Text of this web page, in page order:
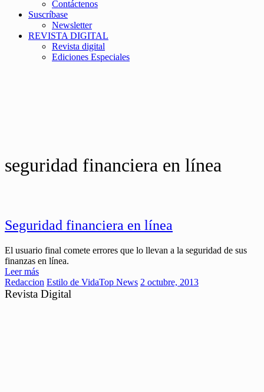
Contáctenos
Suscríbase
Newsletter
REVISTA DIGITAL
Revista digital
Ediciones Especiales
seguridad financiera en línea
Seguridad financiera en línea
El usuario final comete errores que lo llevan a la seguridad de sus
finanzas en línea.
Leer más
Redaccion Estilo de VidaTop News 2 octubre, 2013
Revista Digital